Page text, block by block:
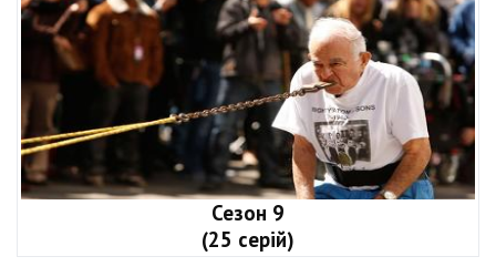
Сезон 9
(25 серій)